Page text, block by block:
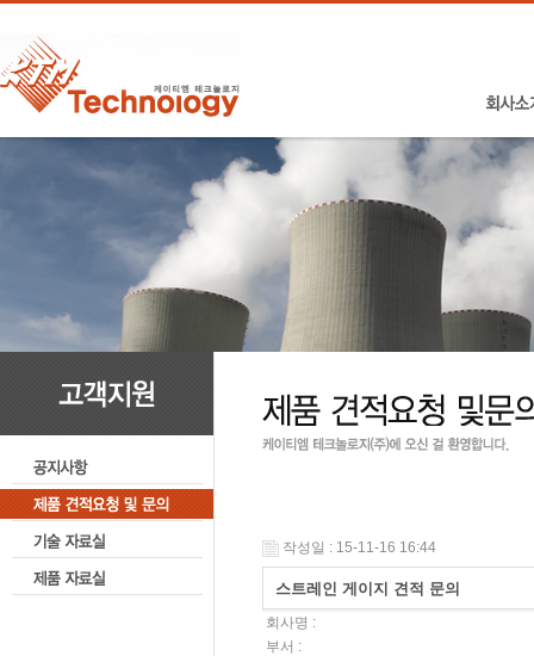
작성일 : 15-11-16 16:44
스트레인 게이지 견적 문의
회사명 :
부서 :